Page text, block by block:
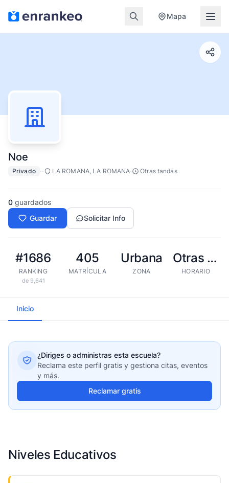
Mapa
Noe
Privado ·· LA ROMANA, LA ROMANA· Otras tandas
0 guardados
Guardar
Solicitar Info
#1686
RANKING
de 9,641
405
MATRÍCULA
Urbana
ZONA
Otras tandas
HORARIO
Inicio
¿Diriges o administras esta escuela?
Reclama este perfil gratis y gestiona citas, eventos
y más.
Reclamar gratis
Niveles Educativos